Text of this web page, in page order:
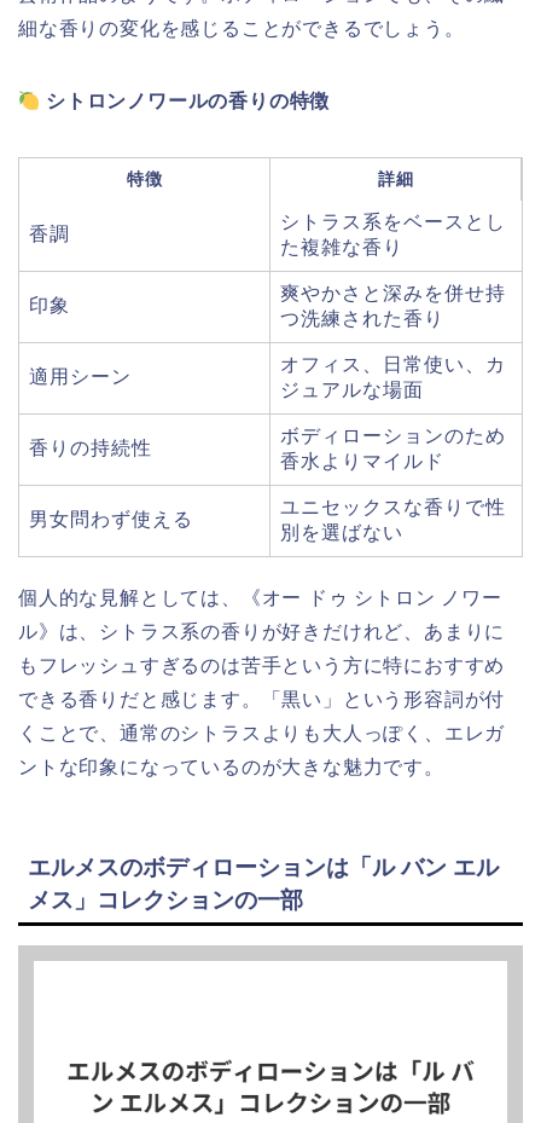
細な香りの変化を感じることができるでしょう。
シトロンノワールの香りの特徴
特徴 詳細
香調
シトラス系をベースとし
た複雑な香り
印象
爽やかさと深みを併せ持
つ洗練された香り
適用シーン
オフィス、日常使い、カ
ジュアルな場面
香りの持続性
ボディローションのため
香水よりマイルド
男女問わず使える
ユニセックスな香りで性
別を選ばない
個人的な見解としては、《オー ドゥ シトロン ノワー
ル》は、シトラス系の香りが好きだけれど、あまりに
もフレッシュすぎるのは苦手という方に特におすすめ
できる香りだと感じます。「黒い」という形容詞が付
くことで、通常のシトラスよりも大人っぽく、エレガ
ントな印象になっているのが大きな魅力です。
エルメスのボディローションは「ル バン エル
メス」コレクションの一部